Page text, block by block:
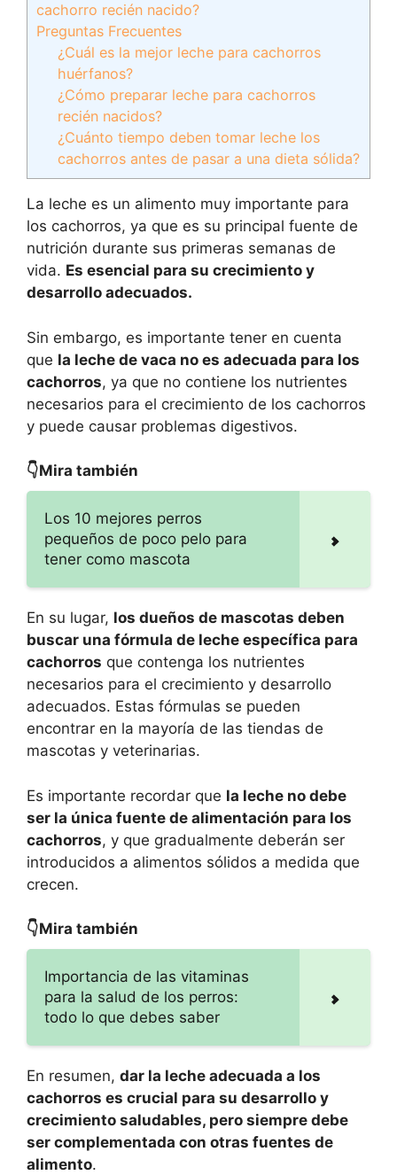
cachorro recién nacido?
Preguntas Frecuentes
¿Cuál es la mejor leche para cachorros
huérfanos?
¿Cómo preparar leche para cachorros
recién nacidos?
¿Cuánto tiempo deben tomar leche los
cachorros antes de pasar a una dieta sólida?
La leche es un alimento muy importante para
los cachorros, ya que es su principal fuente de
nutrición durante sus primeras semanas de
vida. Es esencial para su crecimiento y
desarrollo adecuados.
Sin embargo, es importante tener en cuenta
que la leche de vaca no es adecuada para los
cachorros, ya que no contiene los nutrientes
necesarios para el crecimiento de los cachorros
y puede causar problemas digestivos.
👇Mira también
Los 10 mejores perros
pequeños de poco pelo para
tener como mascota
En su lugar, los dueños de mascotas deben
buscar una fórmula de leche específica para
cachorros que contenga los nutrientes
necesarios para el crecimiento y desarrollo
adecuados. Estas fórmulas se pueden
encontrar en la mayoría de las tiendas de
mascotas y veterinarias.
Es importante recordar que la leche no debe
ser la única fuente de alimentación para los
cachorros, y que gradualmente deberán ser
introducidos a alimentos sólidos a medida que
crecen.
👇Mira también
Importancia de las vitaminas
para la salud de los perros:
todo lo que debes saber
En resumen, dar la leche adecuada a los
cachorros es crucial para su desarrollo y
crecimiento saludables, pero siempre debe
ser complementada con otras fuentes de
alimento.